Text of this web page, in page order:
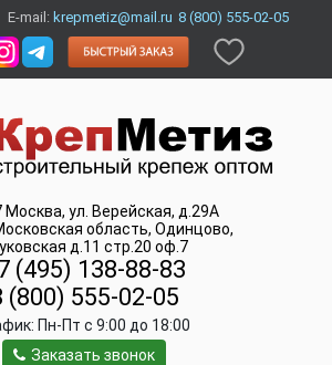
E-mail: krepmetiz@mail.ru 8 (800) 555-02-05
Москва, ул. Верейская, д.29А
область, Одинцово,
д.11 стр.20 оф.7
(495) 138-88-83
(800) 555-02-05
Пн-Пт c 9:00 до 18:00
Заказать звонок